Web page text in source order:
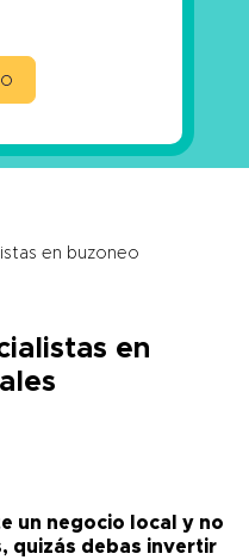
en buzoneo
en
un negocio local y no
quizás debas invertir